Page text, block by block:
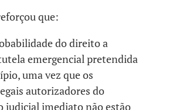
que:
do direito a
emergencial pretendida
uma vez que os
autorizadores do
judicial imediato não estão